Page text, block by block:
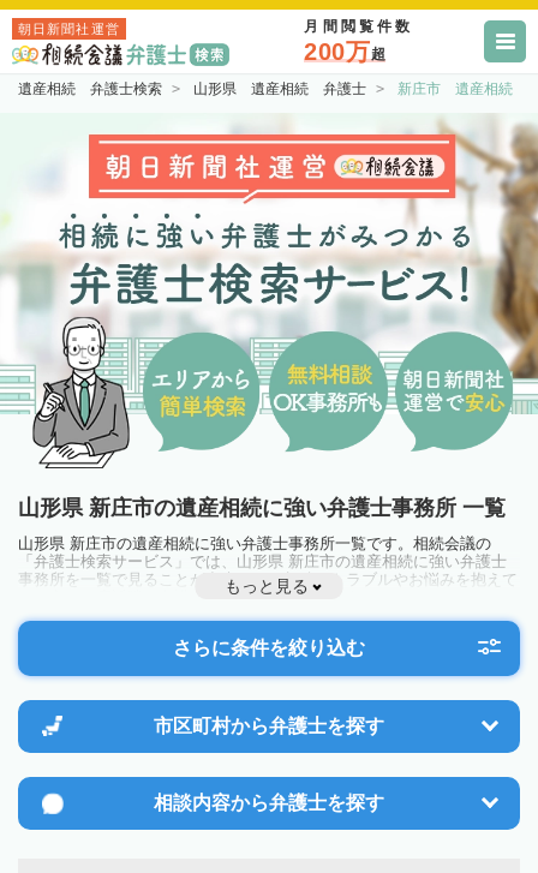
朝日新聞社運営 月間閲覧件数
200万超
遺産相続 弁護士検索 山形県 遺産相続 弁護士 新庄市 遺産相続
山形県 新庄市の遺産相続に強い弁護士事務所 一覧
山形県 新庄市の遺産相続に強い弁護士事務所一覧です。相続会議の
「弁護士検索サービス」では、山形県 新庄市の遺産相続に強い弁護士
事務所を一覧で見ることが出来ます。相続のトラブルやお悩みを抱えて
いる方は一度近隣の弁護士に相談してみましょう。
もっと見る
さらに条件を絞り込む
市区町村から弁護士を探す
相談内容から弁護士を探す